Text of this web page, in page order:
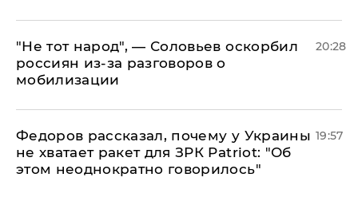
​"Не тот народ", — Соловьев оскорбил
россиян из-за разговоров о
мобилизации
20:28
Федоров рассказал, почему у Украины
не хватает ракет для ЗРК Patriot: "Об
этом неоднократно говорилось"
19:57